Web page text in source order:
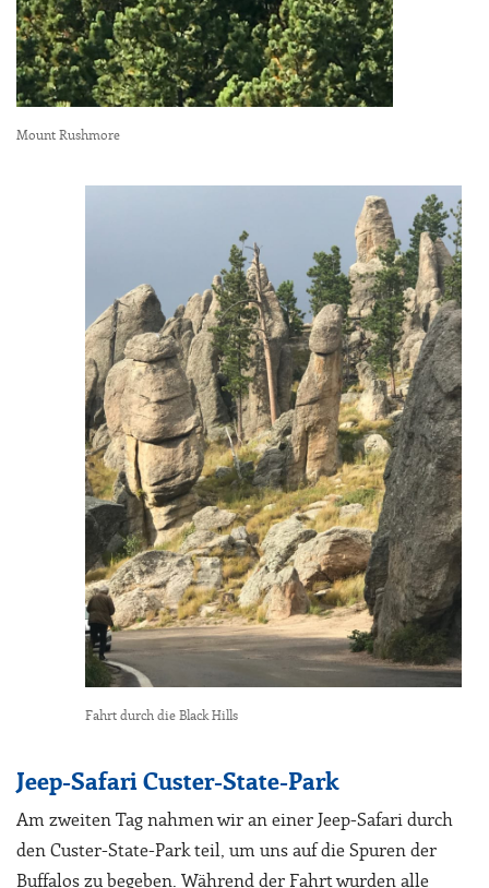
Mount Rushmore
Fahrt durch die Black Hills
Jeep-Safari Custer-State-Park
Am zweiten Tag nahmen wir an einer Jeep-Safari durch
den Custer-State-Park teil, um uns auf die Spuren der
Buffalos zu begeben. Während der Fahrt wurden alle